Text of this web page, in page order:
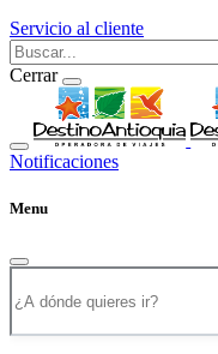
Servicio al cliente
Cerrar
Notificaciones
Menu